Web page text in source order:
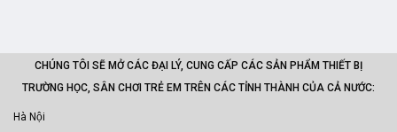
CHÚNG TÔI SẼ MỞ CÁC ĐẠI LÝ, CUNG CẤP CÁC SẢN PHẨM THIẾT BỊ
TRƯỜNG HỌC, SÂN CHƠI TRẺ EM TRÊN CÁC TỈNH THÀNH CỦA CẢ NƯỚC:
Hà Nội